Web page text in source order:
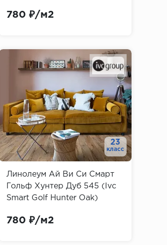
780 ₽/м2
23
класс
Линолеум Ай Ви Си Смарт
Гольф Хунтер Дуб 545 (Ivc
Smart Golf Hunter Oak)
780 ₽/м2